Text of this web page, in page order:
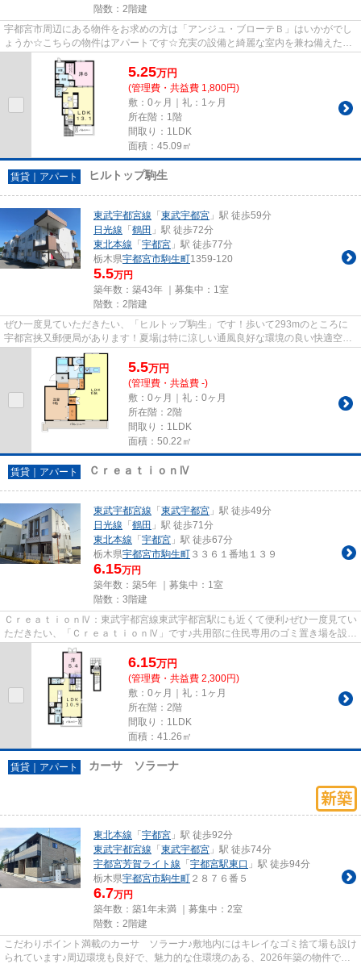
階数：2階建
宇都宮市周辺にある物件をお求めの方は「アンジュ・ブローテＢ」はいかがでし
ょうか☆こちらの物件はアパートです☆充実の設備と綺麗な室内を兼ね備えた、
平成28年築の物件です☆共用部に...
5.25万円
(管理費・共益費 1,800円)
敷：0ヶ月｜礼：1ヶ月
所在階：1階
間取り：1LDK
面積：45.09㎡
賃貸｜アパート ヒルトップ駒生
東武宇都宮線 「 東武宇都宮 」駅 徒歩59分
日光線 「 鶴田 」駅 徒歩72分
東北本線 「 宇都宮 」駅 徒歩77分
栃木県宇都宮市駒生町1359-120
5.5万円
築年数：築43年 ｜募集中： 1室
階数：2階建
ぜひ一度見ていただきたい、「ヒルトップ駒生」です！歩いて293mのところに
宇都宮挟又郵便局があります！夏場は特に涼しい通風良好な環境の良い快適空間
をどうぞ！最上階の物件です！...
5.5万円
(管理費・共益費 -)
敷：0ヶ月｜礼：0ヶ月
所在階：2階
間取り：1LDK
面積：50.22㎡
賃貸｜アパート ＣｒｅａｔｉｏｎⅣ
東武宇都宮線 「 東武宇都宮 」駅 徒歩49分
日光線 「 鶴田 」駅 徒歩71分
東北本線 「 宇都宮 」駅 徒歩67分
栃木県宇都宮市駒生町 ３３６１番地１３９
6.15万円
築年数：築5年 ｜募集中： 1室
階数：3階建
ＣｒｅａｔｉｏｎⅣ：東武宇都宮線東武宇都宮駅にも近くて便利♪ぜひ一度見てい
ただきたい、「ＣｒｅａｔｉｏｎⅣ」です♪共用部に住民専用のゴミ置き場を設置
しているので、面倒なゴミ出...
6.15万円
(管理費・共益費 2,300円)
敷：0ヶ月｜礼：1ヶ月
所在階：2階
間取り：1LDK
面積：41.26㎡
賃貸｜アパート カーサ ソラーナ
東北本線 「 宇都宮 」駅 徒歩92分
東武宇都宮線 「 東武宇都宮 」駅 徒歩74分
宇都宮芳賀ライト線 「 宇都宮駅東口 」駅 徒歩94分
栃木県宇都宮市駒生町 ２８７６番５
6.7万円
築年数：築1年未満 ｜募集中： 2室
階数：2階建
こだわりポイント満載のカーサ ソラーナ♪敷地内にはキレイなゴミ捨て場も設け
られています♪周辺環境も良好で、魅力的な住環境のある、2026年築の物件です♪